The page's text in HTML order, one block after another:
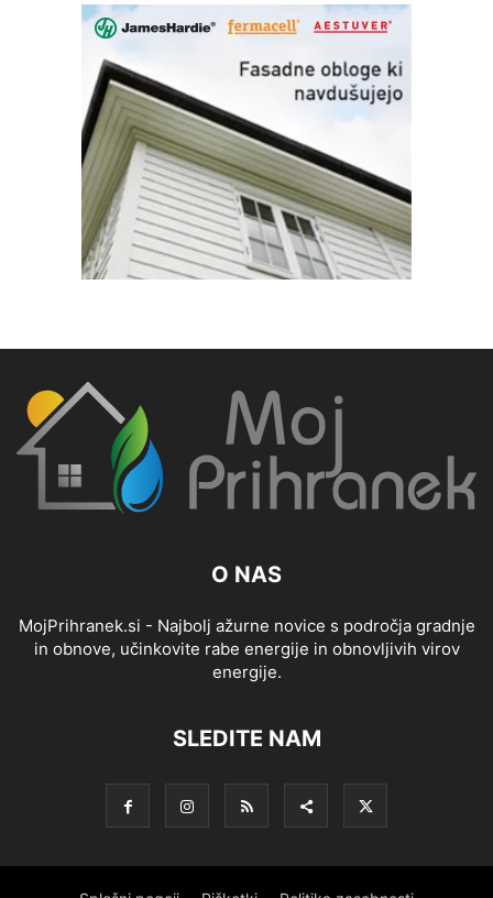
O NAS
MojPrihranek.si - Najbolj ažurne novice s področja gradnje
in obnove, učinkovite rabe energije in obnovljivih virov
energije.
SLEDITE NAM